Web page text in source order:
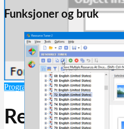
ProgramvareSystemverktøy
Resource
Funksjoner og bruk